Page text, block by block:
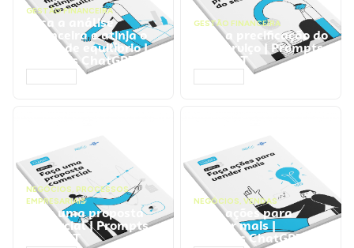
GESTÃO FINANCEIRA
Faça a análise
financeira e atinja o
ponto de equilíbrio |
Prompts ChatGPT
GESTÃO FINANCEIRA
Faça a precificação do
seu serviço | Prompts
ChatGPT
NEGÓCIOS, PROCESSOS
EMPRESARIAIS
Faça uma proposta
comercial | Prompts
ChatGPT
NEGÓCIOS, VENDAS
Faça ações para
vender mais |
Prompts ChatGPT